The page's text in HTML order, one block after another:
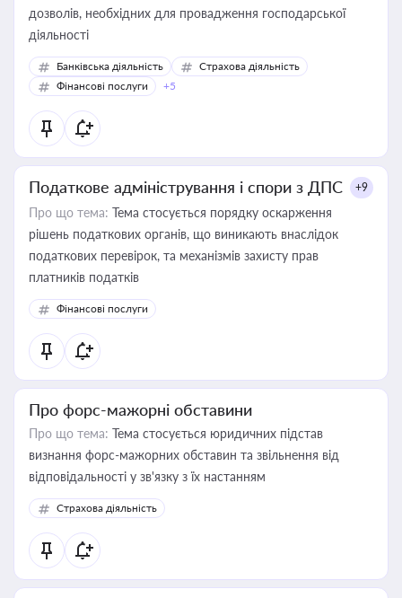
дозволів, необхідних для провадження господарської
діяльності
Банківська діяльність
Страхова діяльність
Фінансові послуги
+5
Податкове адміністрування і спори з ДПС +9
Про що тема: Тема стосується порядку оскарження
рішень податкових органів, що виникають внаслідок
податкових перевірок, та механізмів захисту прав
платників податків
Фінансові послуги
Про форс-мажорні обставини
Про що тема: Тема стосується юридичних підстав
визнання форс-мажорних обставин та звільнення від
відповідальності у зв'язку з їх настанням
Страхова діяльність